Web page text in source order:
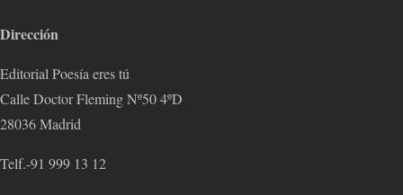
Dirección
Editorial Poesía eres tú
Calle Doctor Fleming Nº50 4ºD
28036 Madrid
Telf.-91 999 13 12